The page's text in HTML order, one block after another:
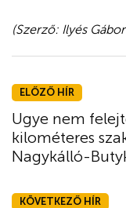
(Szerző: Ilyés
ELŐZŐ HÍR
Ugye nem
kilométeres
Nagykálló-
KÖVETKEZŐ HÍR